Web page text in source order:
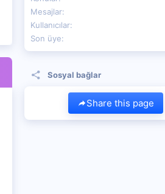
Mesajlar
Kullanıcılar
Son üye
Sosyal bağlar
Share this page